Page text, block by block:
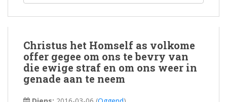
Christus het Homself as volkome
offer gegee om ons te bevry van
die ewige straf en om ons weer in
genade aan te neem